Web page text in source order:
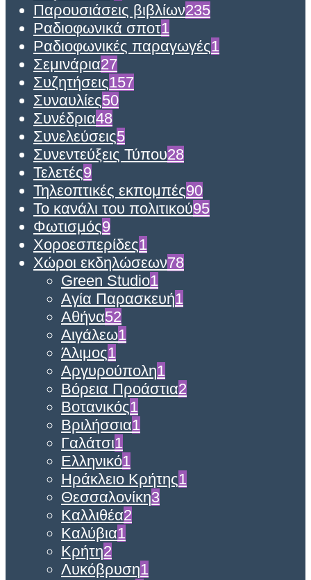
Παρουσιάσεις βιβλίων235
Ραδιοφωνικά σποτ1
Ραδιοφωνικές παραγωγές1
Σεμινάρια27
Συζητήσεις157
Συναυλίες50
Συνέδρια48
Συνελεύσεις5
Συνεντεύξεις Τύπου28
Τελετές9
Τηλεοπτικές εκπομπές90
Το κανάλι του πολιτικού95
Φωτισμός9
Χοροεσπερίδες1
Χώροι εκδηλώσεων78
Green Studio1
Αγία Παρασκευή1
Αθήνα52
Αιγάλεω1
Άλιμος1
Αργυρούπολη1
Βόρεια Προάστια2
Βοτανικός1
Βριλήσσια1
Γαλάτσι1
Ελληνικό1
Ηράκλειο Κρήτης1
Θεσσαλονίκη3
Καλλιθέα2
Καλύβια1
Κρήτη2
Λυκόβρυση1